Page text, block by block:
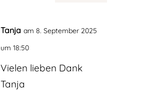
Tanja am 8. September 2025
um 18:50
Vielen lieben Dank
Tanja